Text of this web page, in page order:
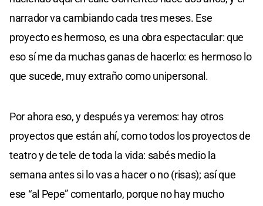
narrador va cambiando cada tres meses. Ese
proyecto es hermoso, es una obra espectacular: que
eso sí me da muchas ganas de hacerlo: es hermoso lo
que sucede, muy extraño como unipersonal.
Por ahora eso, y después ya veremos: hay otros
proyectos que están ahí, como todos los proyectos de
teatro y de tele de toda la vida: sabés medio la
semana antes si lo vas a hacer o no (risas); así que
ese “al Pepe” comentarlo, porque no hay mucho